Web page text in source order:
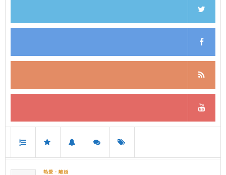
熱愛・離婚